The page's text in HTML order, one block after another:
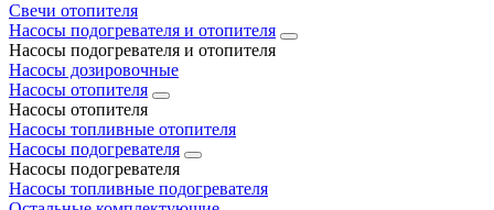
Свечи отопителя
Насосы подогревателя и отопителя
Насосы подогревателя и отопителя
Насосы дозировочные
Насосы отопителя
Насосы отопителя
Насосы топливные отопителя
Насосы подогревателя
Насосы подогревателя
Насосы топливные подогревателя